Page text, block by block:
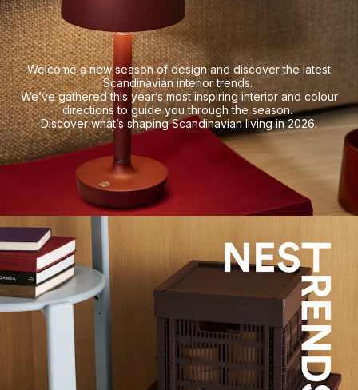
Welcome a new season of design and discover the latest
Scandinavian interior trends.
We’ve gathered this year’s most inspiring interior and colour
directions to guide you through the season.
Discover what’s shaping Scandinavian living in 2026.